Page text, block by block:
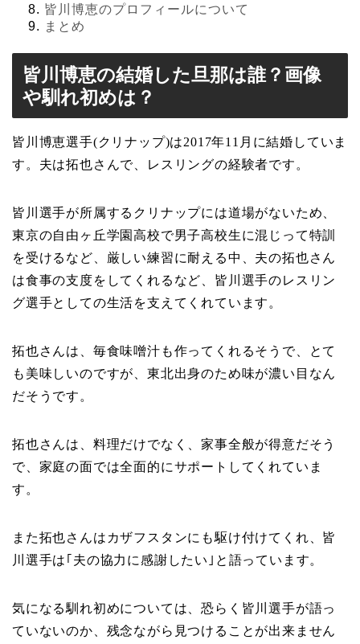
皆川博恵のプロフィールについて
まとめ
皆川博恵の結婚した旦那は誰？画像
や馴れ初めは？
皆川博恵選手(クリナップ)は2017年11月に結婚していま
す。夫は拓也さんで、レスリングの経験者です。
皆川選手が所属するクリナップには道場がないため、
東京の自由ヶ丘学園高校で男子高校生に混じって特訓
を受けるなど、厳しい練習に耐える中、夫の拓也さん
は食事の支度をしてくれるなど、皆川選手のレスリン
グ選手としての生活を支えてくれています。
拓也さんは、毎食味噌汁も作ってくれるそうで、とて
も美味しいのですが、東北出身のため味が濃い目なん
だそうです。
拓也さんは、料理だけでなく、家事全般が得意だそう
で、家庭の面では全面的にサポートしてくれていま
す。
また拓也さんはカザフスタンにも駆け付けてくれ、皆
川選手は｢夫の協力に感謝したい｣と語っています。
気になる馴れ初めについては、恐らく皆川選手が語っ
ていないのか、残念ながら見つけることが出来ません